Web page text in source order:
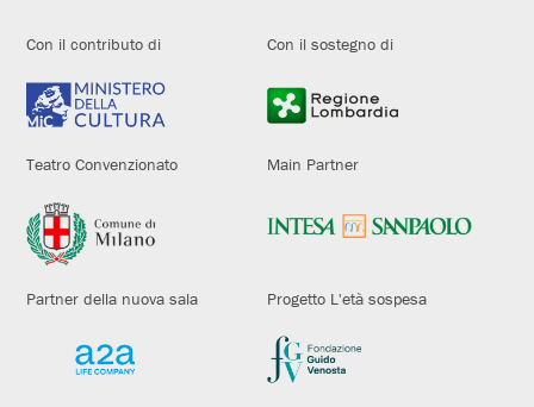
Con il contributo di Con il sostegno di
Teatro Convenzionato Main Partner
Partner della nuova sala Progetto L'età sospesa